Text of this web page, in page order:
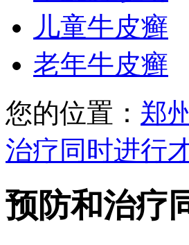
儿童牛皮癣
老年牛皮癣
您的位置： 郑
治疗同时进行
预防和治疗